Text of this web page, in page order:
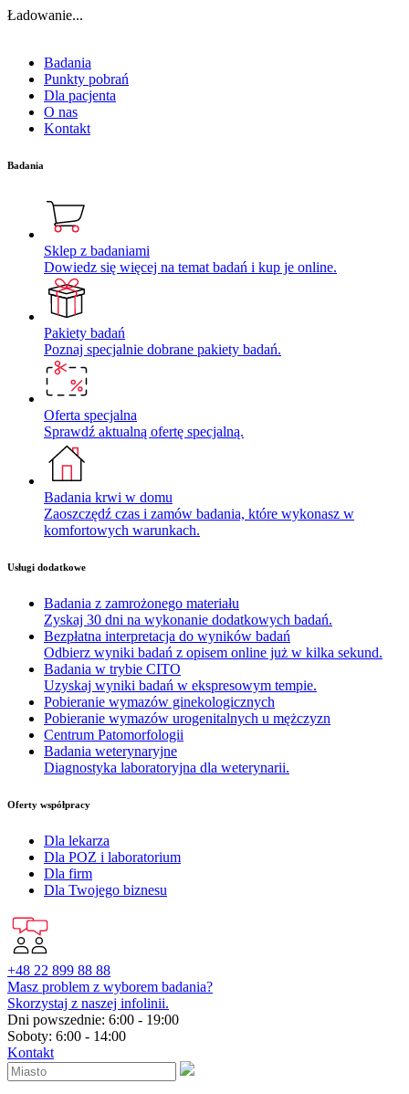
Ładowanie...
Badania
Punkty pobrań
Dla pacjenta
O nas
Kontakt
Badania
Sklep z badaniami
Dowiedz się więcej na temat badań i kup je online.
Pakiety badań
Poznaj specjalnie dobrane pakiety badań.
Oferta specjalna
Sprawdź aktualną ofertę specjalną.
Badania krwi w domu
Zaoszczędź czas i zamów badania, które wykonasz w
komfortowych warunkach.
Usługi dodatkowe
Badania z zamrożonego materiału
Zyskaj 30 dni na wykonanie dodatkowych badań.
Bezpłatna interpretacja do wyników badań
Odbierz wyniki badań z opisem online już w kilka sekund.
Badania w trybie CITO
Uzyskaj wyniki badań w ekspresowym tempie.
Pobieranie wymazów ginekologicznych
Pobieranie wymazów urogenitalnych u mężczyzn
Centrum Patomorfologii
Badania weterynaryjne
Diagnostyka laboratoryjna dla weterynarii.
Oferty współpracy
Dla lekarza
Dla POZ i laboratorium
Dla firm
Dla Twojego biznesu
+48 22 899 88 88
Masz problem z wyborem badania?
Skorzystaj z naszej infolinii.
Dni powszednie: 6:00 - 19:00
Soboty: 6:00 - 14:00
Kontakt